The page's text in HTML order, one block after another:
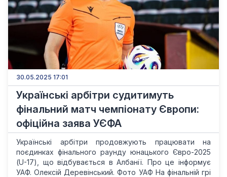
30.05.2025 17:01
Українські арбітри судитимуть
фінальний матч чемпіонату Європи:
офіційна заява УЄФА
Українські арбітри продовжують працювати на
поєдинках фінального раунду юнацького Євро-2025
(U-17), що відбувається в Албанії. Про це інформує
УАФ. Олексій Деревінський. Фото УАФ На фінальній грі